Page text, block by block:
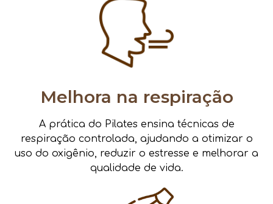
Melhora na respiração
A prática do Pilates ensina técnicas de
respiração controlada, ajudando a otimizar o
uso do oxigênio, reduzir o estresse e melhorar a
qualidade de vida.